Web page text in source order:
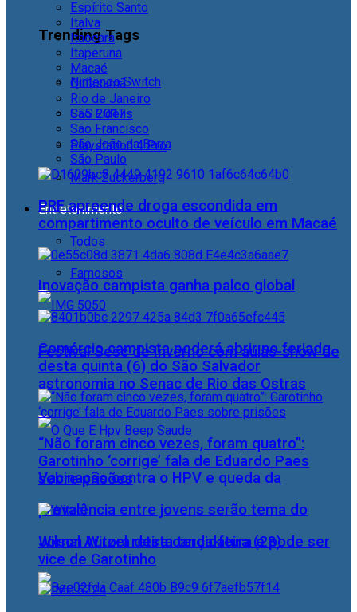
Trending Tags
Nintendo Switch
CES 2017
Playstation 4 Pro
Mark Zuckerberg
Entretenimento
Todos
Famosos
Festival Sesc de Inverno com aulas-show de
astronomia no Senac de Rio das Ostras
Vacinação contra o HPV e queda da
prevalência entre jovens serão tema do
Jornal Aurora desta terça-feira (28)
Espírito Santo
Italva
Itaocara
Itaperuna
Macaé
Quissamã
Rio de Janeiro
São Fidélis
São Francisco
São João da Barra
São Paulo
PRF apreende droga escondida em
compartimento oculto de veículo em Macaé
Inovação campista ganha palco global
Comércio campista poderá abrir no feriado
desta quinta (6) do São Salvador
“Não foram cinco vezes, foram quatro”:
Garotinho ‘corrige’ fala de Eduardo Paes
sobre prisões
Wilson Witzel retira candidatura e pode ser
vice de Garotinho